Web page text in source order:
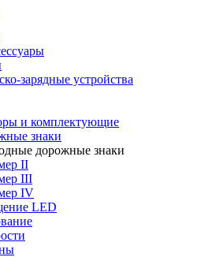
зарядные устройства
и комплектующие
знаки
дорожные знаки
II
III
IV
LED